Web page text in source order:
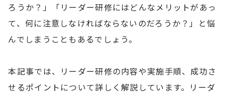
ろうか？」「リーダー研修にはどんなメリットがあっ
て、何に注意しなければならないのだろうか？」と悩
んでしまうこともあるでしょう。
本記事では、リーダー研修の内容や実施手順、成功さ
せるポイントについて詳しく解説しています。リーダ